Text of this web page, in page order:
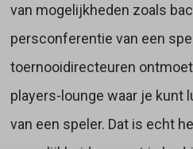
van mogelijkheden zoals
persconferentie van een
toernooidirecteuren
players-lounge waar je kunt
van een speler. Dat is echt